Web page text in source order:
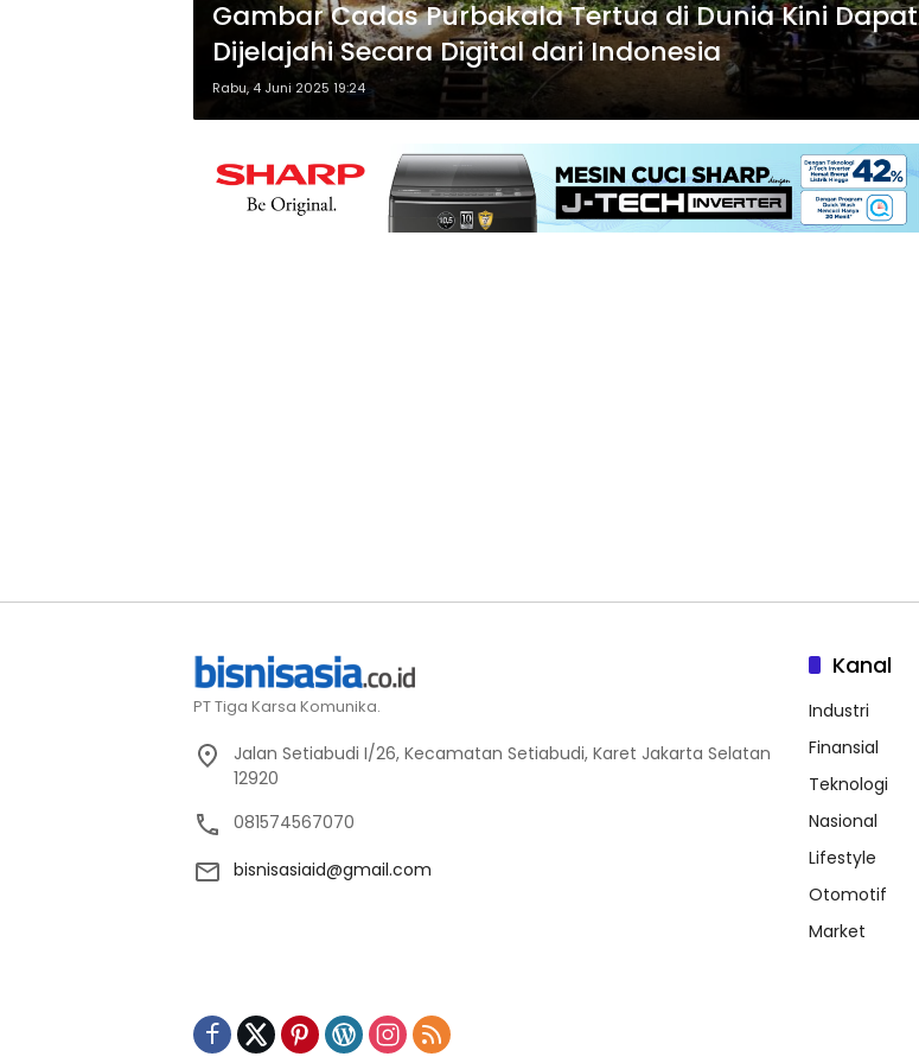
Gambar Cadas Purbakala Tertua di Dunia Kini Dapat
Dijelajahi Secara Digital dari Indonesia
Rabu, 4 Juni 2025 19:24
PT Tiga Karsa Komunika.
Jalan Setiabudi I/26, Kecamatan Setiabudi, Karet Jakarta Selatan
12920
081574567070
bisnisasiaid@gmail.com
Kanal
Industri
Finansial
Teknologi
Nasional
Lifestyle
Otomotif
Market